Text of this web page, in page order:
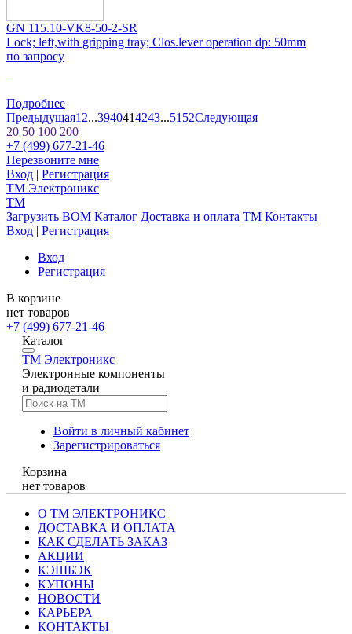
GN 115.10-VK8-50-2-SR
Lock; left,with gripping tray; Clos.lever operation dp: 50mm
по запросу
Подробнее
Предыдущая1 2...3940414243...51 52Следующая
20 50 100 200
+7 (499) 677-21-46
Перезвоните мне
Вход | Регистрация
TM Электроникс
TM
Загрузить BOM Каталог Доставка и оплата TM Контакты
Вход | Регистрация
Вход
Регистрация
В корзине
нет товаров
+7 (499) 677-21-46
Каталог
TM Электроникс
Электронные компоненты
и радиодетали
Войти в личный кабинет
Зарегистрироваться
Корзина
нет товаров
О ТМ ЭЛЕКТРОНИКС
ДОСТАВКА И ОПЛАТА
КАК СДЕЛАТЬ ЗАКАЗ
АКЦИИ
КЭШБЭК
КУПОНЫ
НОВОСТИ
КАРЬЕРА
КОНТАКТЫ